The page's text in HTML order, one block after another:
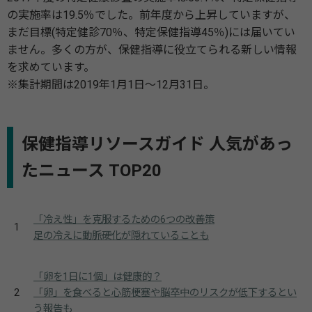
の実施率は19.5％でした。前年度から上昇していますが、
まだ目標(特定健診70％、特定保健指導45％)には届いてい
ません。多くの方が、保健指導に役立てられる新しい情報
を求めています。
※集計期間は2019年1月1日〜12月31日。
保健指導リソースガイド 人気があっ
たニュース TOP20
1
「冷え性」を克服するための6つの改善策
足の冷えに動脈硬化が隠れていることも
2
「卵を1日に1個」は健康的？
「卵」を食べると心筋梗塞や脳卒中のリスクが低下するとい
う報告も